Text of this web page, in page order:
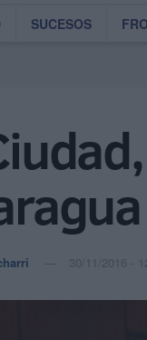
SUCESOS
30/11/2016 -